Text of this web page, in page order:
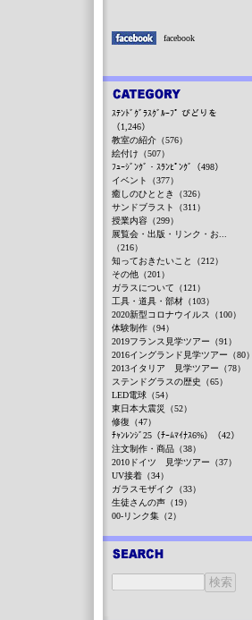
facebook
ｽﾃﾝﾄﾞｸﾞﾗｽｸﾞﾙｰﾌﾟ びどりを
（1,246）
教室の紹介（576）
絵付け（507）
ﾌｭｰｼﾞﾝｸﾞ・ｽﾗﾝﾋﾟﾝｸﾞ（498）
イベント（377）
癒しのひととき（326）
サンドブラスト（311）
授業内容（299）
展覧会・出版・リンク・お...
（216）
知っておきたいこと（212）
その他（201）
ガラスについて（121）
工具・道具・部材（103）
2020新型コロナウイルス（100）
体験制作（94）
2019フランス見学ツアー（91）
2016イングランド見学ツアー（80）
2013イタリア 見学ツアー（78）
ステンドグラスの歴史（65）
LED電球（54）
東日本大震災（52）
修復（47）
ﾁｬﾝﾚﾝｼﾞ25（ﾁｰﾑﾏｲﾅｽ6%）（42）
注文制作・商品（38）
2010ドイツ 見学ツアー（37）
UV接着（34）
ガラスモザイク（33）
生徒さんの声（19）
00-リンク集（2）